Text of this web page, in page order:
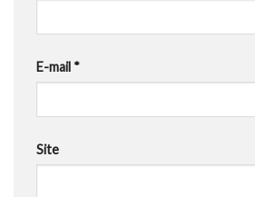
E-mail *
Site